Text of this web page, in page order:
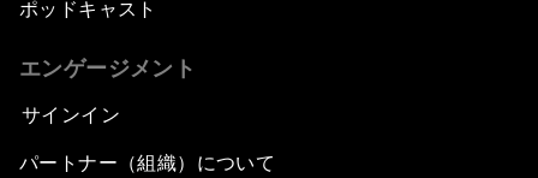
ポッドキャスト
エンゲージメント
サインイン
パートナー（組織）について